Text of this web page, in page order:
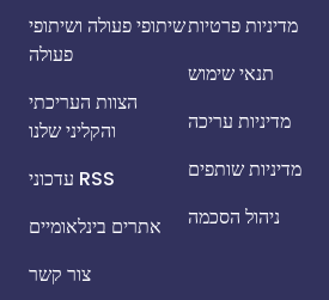
שיתופי פעולה ושיתופי
פעולה
הצוות העריכתי
והקליני שלנו
עדכוני RSS
אתרים בינלאומיים
צור קשר
מדיניות פרטיות
תנאי שימוש
מדיניות עריכה
מדיניות שותפים
ניהול הסכמה